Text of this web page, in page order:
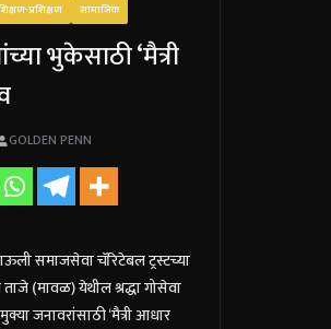
प्रशिक्षण सामाजिक
भुकेसाठी ‘मैत्री
GOLDEN PENN
समाजसेवा चॅरिटेबल ट्रस्टच्या
(मावळ) येथील श्रद्धा गोसेवा
जनावरांसाठी ‘मैत्री आधार